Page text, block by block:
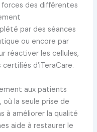
des différentes
par des séances
ou encore par
réactiver les cellules,
d’iTeraCare.
aux patients
la seule prise de
à améliorer la qualité
aide à restaurer le